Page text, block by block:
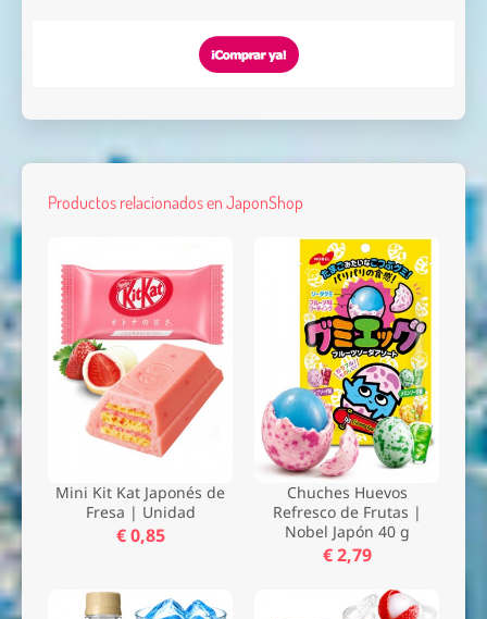
Productos relacionados en JaponShop
Mini Kit Kat Japonés de
Fresa | Unidad
€ 0,85
Chuches Huevos
Refresco de Frutas |
Nobel Japón 40 g
€ 2,79